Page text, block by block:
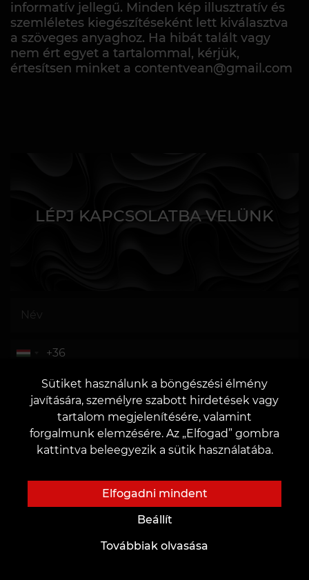
informatív jellegű. Minden kép illusztratív és
szemléletes kiegészítéseként lett kiválasztva
a szöveges anyaghoz. Ha hibát talált vagy
nem ért egyet a tartalommal, kérjük,
értesítsen minket a contentvean@gmail.com
LÉPJ KAPCSOLATBA VELÜNK
VAGY
Sütiket használunk a böngészési élmény
javítására, személyre szabott hirdetések vagy
tartalom megjelenítésére, valamint
forgalmunk elemzésére. Az „Elfogad” gombra
kattintva beleegyezik a sütik használatába.
Elfogadni mindent
Beállít
Továbbiak olvasása